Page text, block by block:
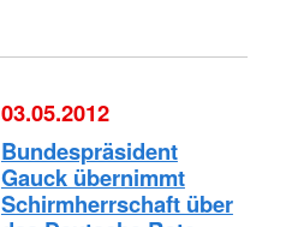
03.05.2012
Bundespräsident
Gauck übernimmt
Schirmherrschaft über